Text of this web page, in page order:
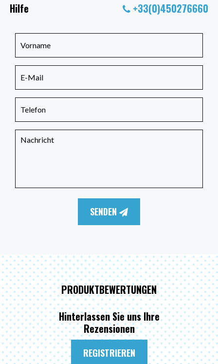
Hilfe +33(0)450276660
SENDEN
PRODUKTBEWERTUNGEN
Hinterlassen Sie uns Ihre
Rezensionen
REGISTRIEREN